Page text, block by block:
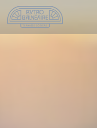
クッキー利用の管理について